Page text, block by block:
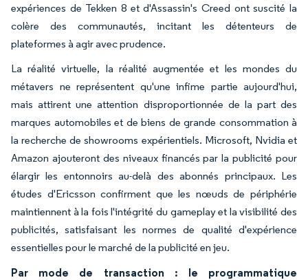
expériences de Tekken 8 et d'Assassin's Creed ont suscité la
colère des communautés, incitant les détenteurs de
plateformes à agir avec prudence.
La réalité virtuelle, la réalité augmentée et les mondes du
métavers ne représentent qu'une infime partie aujourd'hui,
mais attirent une attention disproportionnée de la part des
marques automobiles et de biens de grande consommation à
la recherche de showrooms expérientiels. Microsoft, Nvidia et
Amazon ajouteront des niveaux financés par la publicité pour
élargir les entonnoirs au-delà des abonnés principaux. Les
études d'Ericsson confirment que les nœuds de périphérie
maintiennent à la fois l'intégrité du gameplay et la visibilité des
publicités, satisfaisant les normes de qualité d'expérience
essentielles pour le marché de la publicité en jeu.
Par mode de transaction : le programmatique